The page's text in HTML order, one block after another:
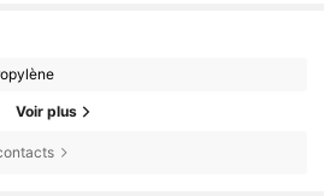
Voir plus